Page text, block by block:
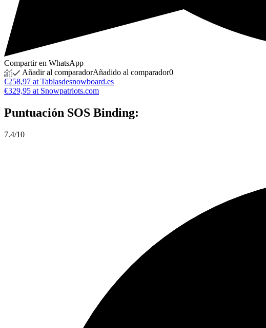
Compartir en WhatsApp
Añadir al comparadorAñadido al comparador0
€258,97 at Tablasdesnowboard.es
€329,95 at Snowpatriots.com
Puntuación SOS Binding:
7.4/10